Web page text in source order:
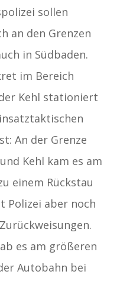
sollen
an den Grenzen
in Südbaden.
im Bereich
Kehl stationiert
An der Grenze
Kehl kam es am
einem Rückstau
Polizei aber noch
es am größeren
Autobahn bei